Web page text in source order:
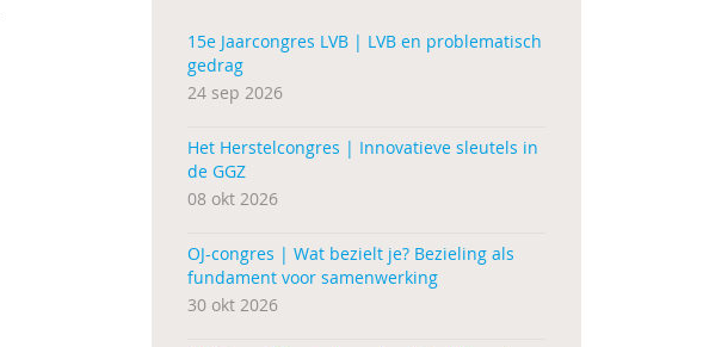
15e Jaarcongres LVB | LVB en problematisch
gedrag
24 sep 2026
Het Herstelcongres | Innovatieve sleutels in
de GGZ
08 okt 2026
OJ-congres | Wat bezielt je? Bezieling als
fundament voor samenwerking
30 okt 2026